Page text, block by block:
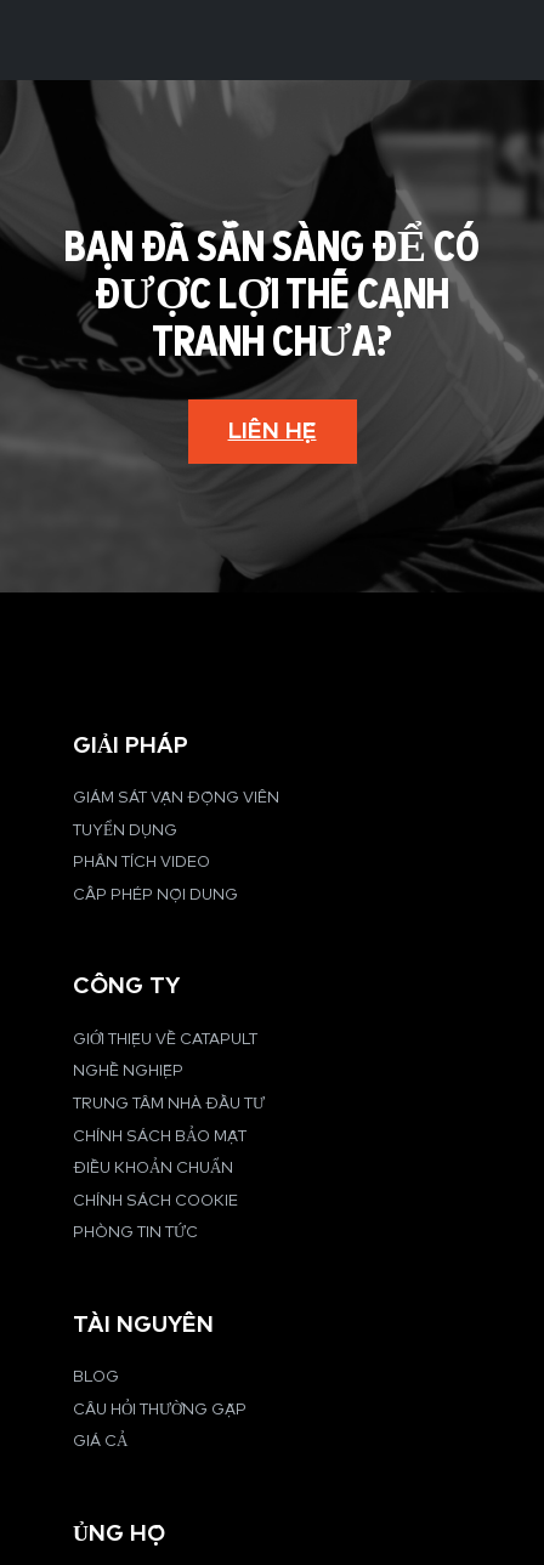
BẠN ĐÃ SẴN SÀNG ĐỂ CÓ
ĐƯỢC LỢI THẾ CẠNH
TRANH CHƯA?
LIÊN HỆ
GIẢI PHÁP
GIÁM SÁT VẬN ĐỘNG VIÊN
TUYỂN DỤNG
PHÂN TÍCH VIDEO
CẤP PHÉP NỘI DUNG
CÔNG TY
GIỚI THIỆU VỀ CATAPULT
NGHỀ NGHIỆP
TRUNG TÂM NHÀ ĐẦU TƯ
CHÍNH SÁCH BẢO MẬT
ĐIỀU KHOẢN CHUẨN
CHÍNH SÁCH COOKIE
PHÒNG TIN TỨC
TÀI NGUYÊN
BLOG
CÂU HỎI THƯỜNG GẶP
GIÁ CẢ
ỦNG HỘ